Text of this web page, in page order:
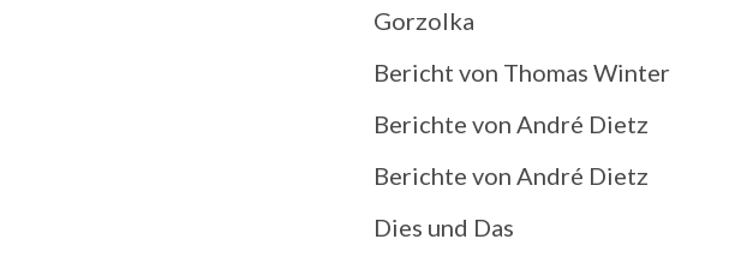
Gorzolka
Bericht von Thomas Winter
Berichte von André Dietz
Berichte von André Dietz
Dies und Das